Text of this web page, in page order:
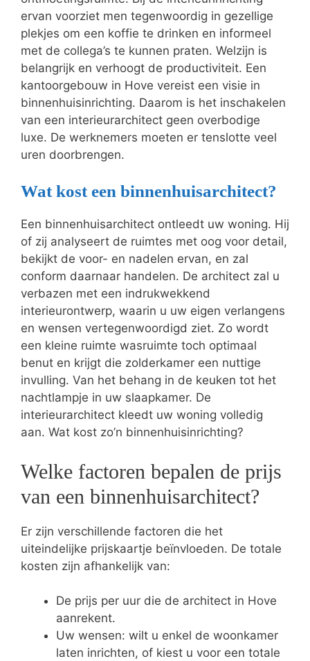
ervan voorziet men tegenwoordig in gezellige
plekjes om een koffie te drinken en informeel
met de collega’s te kunnen praten. Welzijn is
belangrijk en verhoogt de productiviteit. Een
kantoorgebouw in Hove vereist een visie in
binnenhuisinrichting. Daarom is het inschakelen
van een interieurarchitect geen overbodige
luxe. De werknemers moeten er tenslotte veel
uren doorbrengen.
Wat kost een binnenhuisarchitect?
Een binnenhuisarchitect ontleedt uw woning. Hij
of zij analyseert de ruimtes met oog voor detail,
bekijkt de voor- en nadelen ervan, en zal
conform daarnaar handelen. De architect zal u
verbazen met een indrukwekkend
interieurontwerp, waarin u uw eigen verlangens
en wensen vertegenwoordigd ziet. Zo wordt
een kleine ruimte wasruimte toch optimaal
benut en krijgt die zolderkamer een nuttige
invulling. Van het behang in de keuken tot het
nachtlampje in uw slaapkamer. De
interieurarchitect kleedt uw woning volledig
aan. Wat kost zo’n binnenhuisinrichting?
Welke factoren bepalen de prijs
van een binnenhuisarchitect?
Er zijn verschillende factoren die het
uiteindelijke prijskaartje beïnvloeden. De totale
kosten zijn afhankelijk van:
De prijs per uur die de architect in Hove
aanrekent.
Uw wensen: wilt u enkel de woonkamer
laten inrichten, of kiest u voor een totale